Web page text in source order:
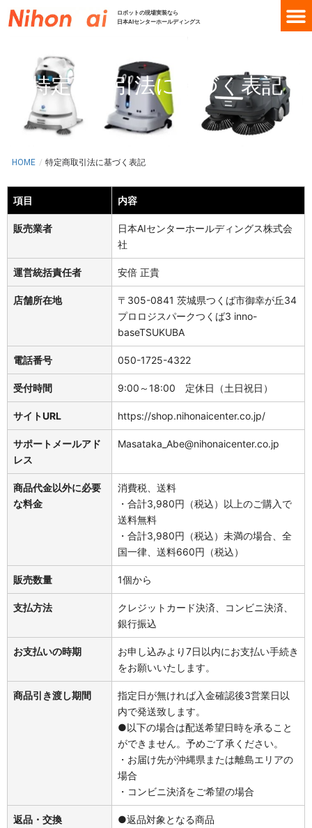
容
ロボットの現場実装なら
日本AIセンターホールディングス
特定商取引法に基づく表記
Copyright ©KEENON Robotics Copyright © Pudu Robotics Japan
HOME / 特定商取引法に基づく表記
項目 内容
販売業者
日本AIセンターホールディングス株式会
社
運営統括責任者 安倍 正貴
店舗所在地
〒305-0841 茨城県つくば市御幸が丘34
プロロジスパークつくば3 inno-
baseTSUKUBA
電話番号 050-1725-4322
受付時間 9:00～18:00 定休日（土日祝日）
サイトURL https://shop.nihonaicenter.co.jp/
サポートメールアド
レス
Masataka_Abe@nihonaicenter.co.jp
商品代金以外に必要
な料金
消費税、送料
・合計3,980円（税込）以上のご購入で
送料無料
・合計3,980円（税込）未満の場合、全
国一律、送料660円（税込）
販売数量 1個から
支払方法
クレジットカード決済、コンビニ決済、
銀行振込
お支払いの時期
お申し込みより7日以内にお支払い手続き
をお願いいたします。
商品引き渡し期間
指定日が無ければ入金確認後3営業日以
内で発送致します。
●以下の場合は配送希望日時を承ること
ができません。予めご了承ください。
・お届け先が沖縄県または離島エリアの
場合
・コンビニ決済をご希望の場合
返品・交換
●返品対象となる商品